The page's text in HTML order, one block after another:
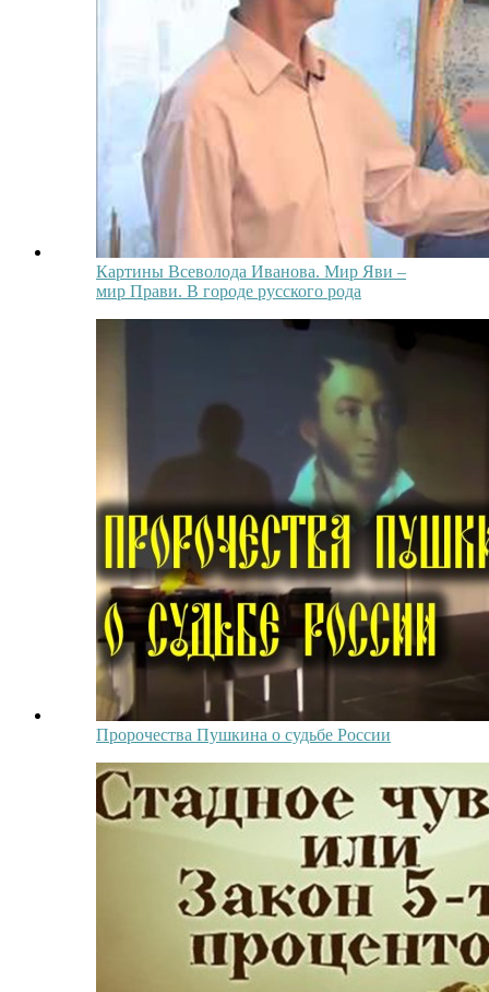
Картины Всеволода Иванова. Мир Яви –
мир Прави. В городе русского рода
Пророчества Пушкина о судьбе России